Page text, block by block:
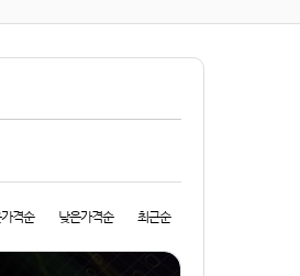
격순 낮은가격순 최근순